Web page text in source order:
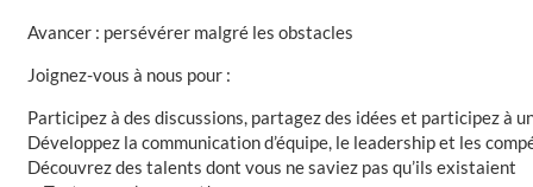
Avancer : persévérer malgré les obstacles
Joignez-vous à nous pour :
Participez à des discussions, partagez des idées et participez à
Développez la communication d’équipe, le leadership et les
Découvrez des talents dont vous ne saviez pas qu’ils existaient